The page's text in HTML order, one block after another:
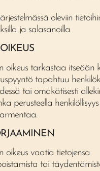
oleviin
ja salasanoilla
oikeus tarkastaa itseään
tapahtuu
tai omakätisesti
perusteella
oikeus vaatia tietojensa
tai